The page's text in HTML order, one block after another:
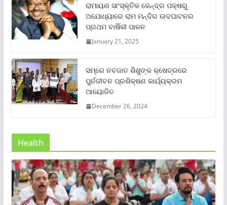
ରାମାୟଣ ସାଂସ୍କୃତିକ କେନ୍ଦ୍ର ପକ୍ଷରୁ
ଅଯୋଧ୍ୟାରେ ରାମ ମନ୍ଦିର ଉଦଘାଟନର
ପ୍ରଥମ ବାର୍ଷିକୀ ପାଳନ
January 21, 2025
ସମ୍‌ରେ ନବଜାତ ଶିଶୁଙ୍କ କ୍ଷେତ୍ରରେ
ପୁର୍ନଜୀବନ ପ୍ରଶିକ୍ଷଣ କାର୍ଯ୍ୟକ୍ରମ
ଆୟୋଜିତ
December 26, 2024
Health